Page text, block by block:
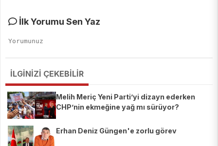
İlk Yorumu Sen Yaz
İLGİNİZİ ÇEKEBİLİR
Melih Meriç Yeni Parti’yi dizayn ederken
CHP’nin ekmeğine yağ mı sürüyor?
Erhan Deniz Güngen'e zorlu görev